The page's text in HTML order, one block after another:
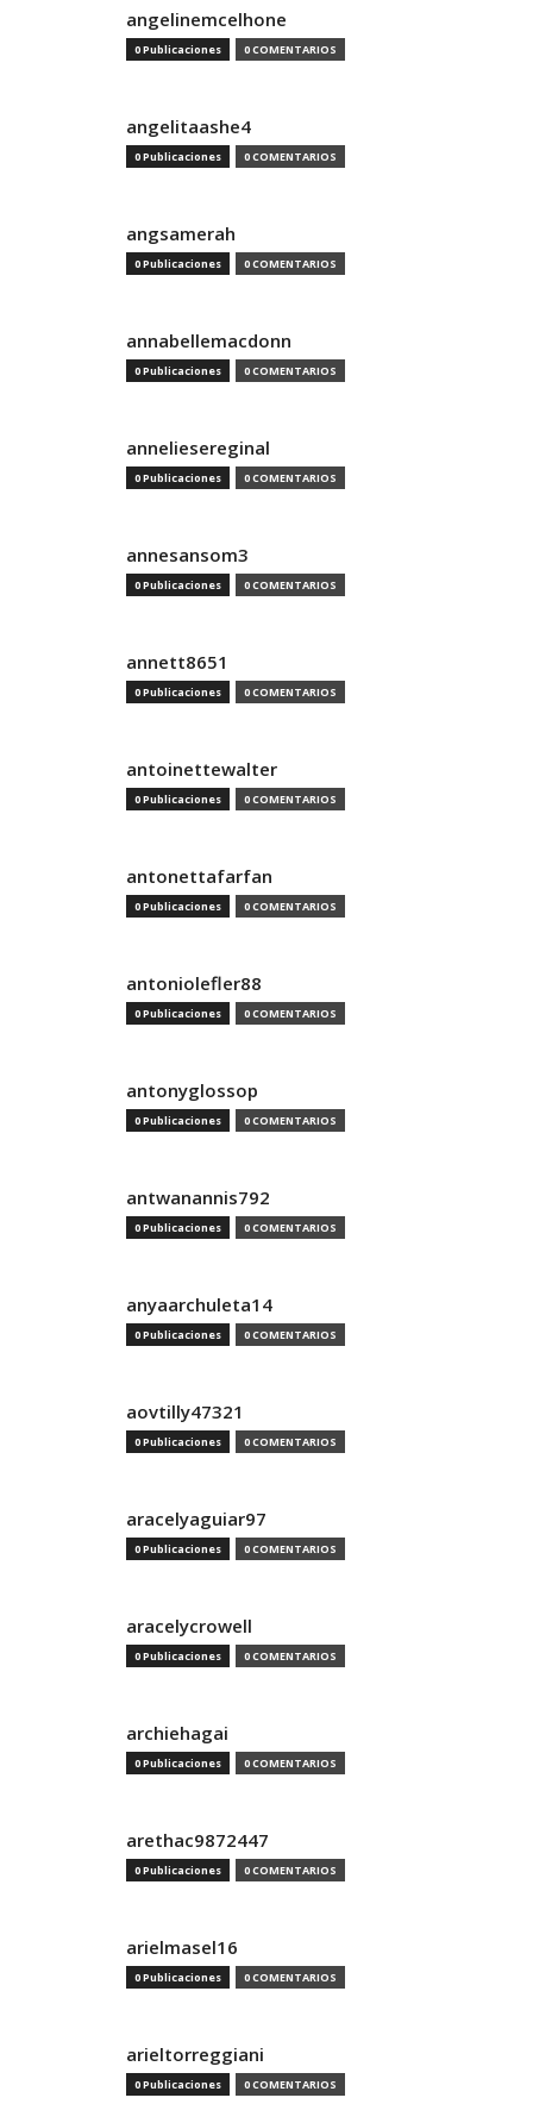
angelinemcelhone
0 Publicaciones 0 COMENTARIOS
angelitaashe4
0 Publicaciones 0 COMENTARIOS
angsamerah
0 Publicaciones 0 COMENTARIOS
annabellemacdonn
0 Publicaciones 0 COMENTARIOS
anneliesereginal
0 Publicaciones 0 COMENTARIOS
annesansom3
0 Publicaciones 0 COMENTARIOS
annett8651
0 Publicaciones 0 COMENTARIOS
antoinettewalter
0 Publicaciones 0 COMENTARIOS
antonettafarfan
0 Publicaciones 0 COMENTARIOS
antoniolefler88
0 Publicaciones 0 COMENTARIOS
antonyglossop
0 Publicaciones 0 COMENTARIOS
antwanannis792
0 Publicaciones 0 COMENTARIOS
anyaarchuleta14
0 Publicaciones 0 COMENTARIOS
aovtilly47321
0 Publicaciones 0 COMENTARIOS
aracelyaguiar97
0 Publicaciones 0 COMENTARIOS
aracelycrowell
0 Publicaciones 0 COMENTARIOS
archiehagai
0 Publicaciones 0 COMENTARIOS
arethac9872447
0 Publicaciones 0 COMENTARIOS
arielmasel16
0 Publicaciones 0 COMENTARIOS
arieltorreggiani
0 Publicaciones 0 COMENTARIOS